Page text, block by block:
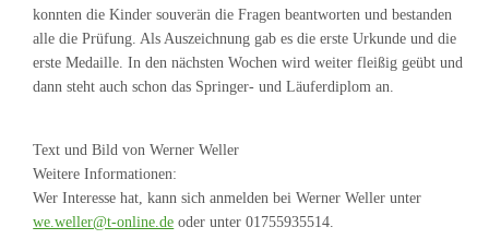
konnten die Kinder souverän die Fragen beantworten und bestanden
alle die Prüfung. Als Auszeichnung gab es die erste Urkunde und die
erste Medaille. In den nächsten Wochen wird weiter fleißig geübt und
dann steht auch schon das Springer- und Läuferdiplom an.
Text und Bild von Werner Weller
Weitere Informationen:
Wer Interesse hat, kann sich anmelden bei Werner Weller unter
we.weller@t-online.de oder unter 01755935514.